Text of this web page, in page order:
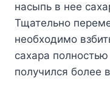
насыпь в нее
Тщательно
необходимо
сахара
получился более